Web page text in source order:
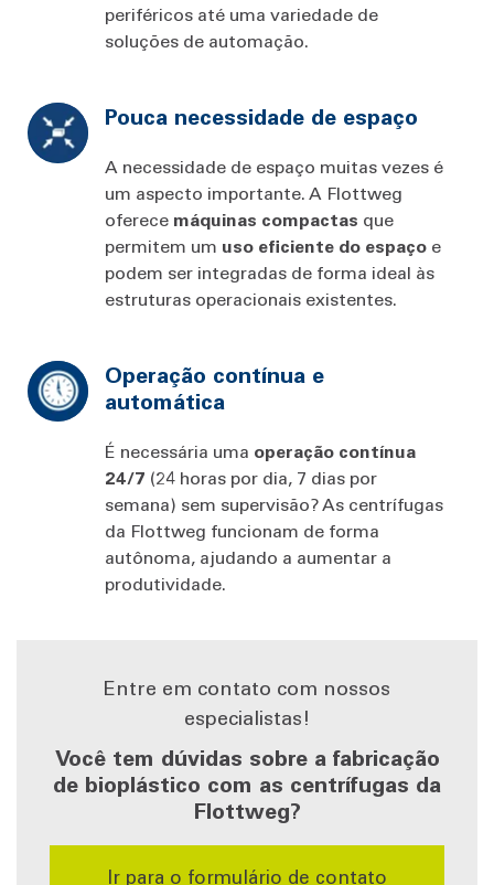
periféricos até uma variedade de
soluções de automação.
Pouca necessidade de espaço
A necessidade de espaço muitas vezes é
um aspecto importante. A Flottweg
oferece máquinas compactas que
permitem um uso eficiente do espaço e
podem ser integradas de forma ideal às
estruturas operacionais existentes.
Operação contínua e
automática
É necessária uma operação contínua
24/7 (24 horas por dia, 7 dias por
semana) sem supervisão? As centrífugas
da Flottweg funcionam de forma
autônoma, ajudando a aumentar a
produtividade.
Entre em contato com nossos
especialistas!
Você tem dúvidas sobre a fabricação
de bioplástico com as centrífugas da
Flottweg?
Ir para o formulário de contato